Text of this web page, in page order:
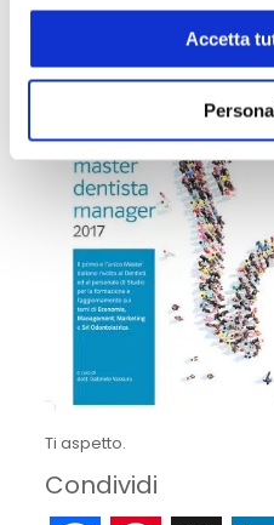
indirizzo:
Chiudendo questo banner
Accetta
Ti aspetto.
Condividi